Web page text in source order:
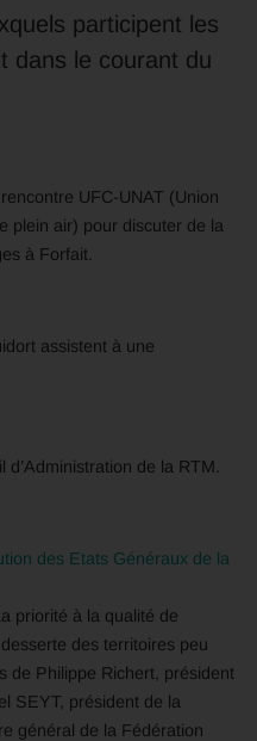
participent les
dans le courant du
UFC-UNAT (Union
plein air) pour discuter de la
à Forfait.
assistent à une
de la RTM.
des Etats Généraux de la
priorité à la qualité de
des territoires peu
de Philippe Richert, président
SEYT, président de la
général de la Fédération